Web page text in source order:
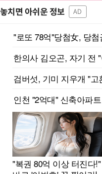
놓치면 아쉬운 정보 AD